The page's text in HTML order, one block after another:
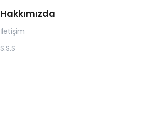
Hakkımızda
İletişim
S.S.S